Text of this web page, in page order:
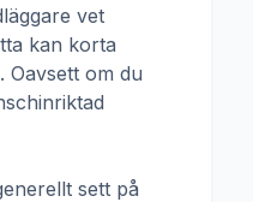
vet
kan korta
om du
sett på